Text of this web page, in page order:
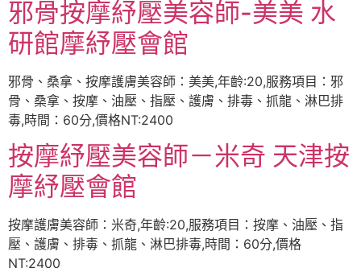
邪骨按摩紓壓美容師-美美 水
研館摩紓壓會館
邪骨、桑拿、按摩護膚美容師：美美,年齡:20,服務項目：邪
骨、桑拿、按摩、油壓、指壓、護膚、排毒、抓龍、淋巴排
毒,時間：60分,價格NT:2400
按摩紓壓美容師－米奇 天津按
摩紓壓會館
按摩護膚美容師：米奇,年齡:20,服務項目：按摩、油壓、指
壓、護膚、排毒、抓龍、淋巴排毒,時間：60分,價格
NT:2400